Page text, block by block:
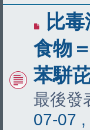
有
新
文
章
比
食物
苯駢
最後發
07-07